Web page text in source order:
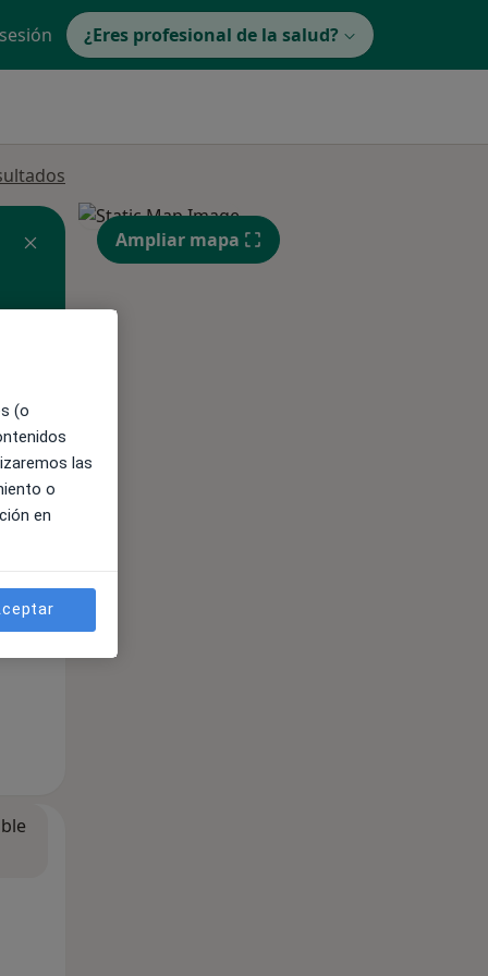
¿Eres profesional de la salud?
Ampliar mapa
(o
las
o
en